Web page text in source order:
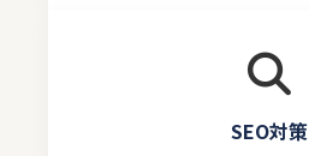
SEO対策